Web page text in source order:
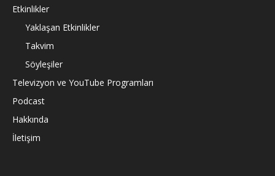
Etkinlikler
Yaklaşan Etkinlikler
Takvim
Söyleşiler
Televizyon ve YouTube Programları
Podcast
Hakkında
İletişim